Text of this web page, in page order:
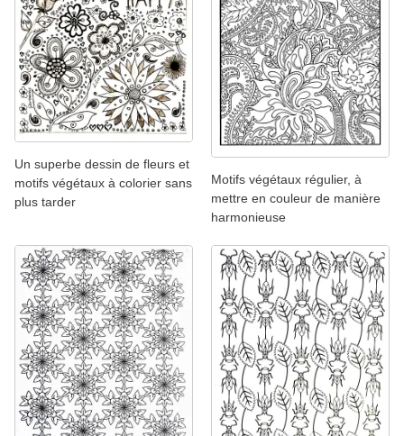
Un superbe dessin de fleurs et
motifs végétaux à colorier sans
plus tarder
Motifs végétaux régulier, à
mettre en couleur de manière
harmonieuse